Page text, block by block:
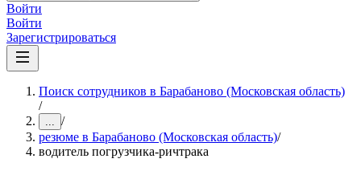
Войти
Войти
Зарегистрироваться
Поиск сотрудников в Барабаново (Московская область)
/
... /
резюме в Барабаново (Московская область)/
водитель погрузчика-ричтрака